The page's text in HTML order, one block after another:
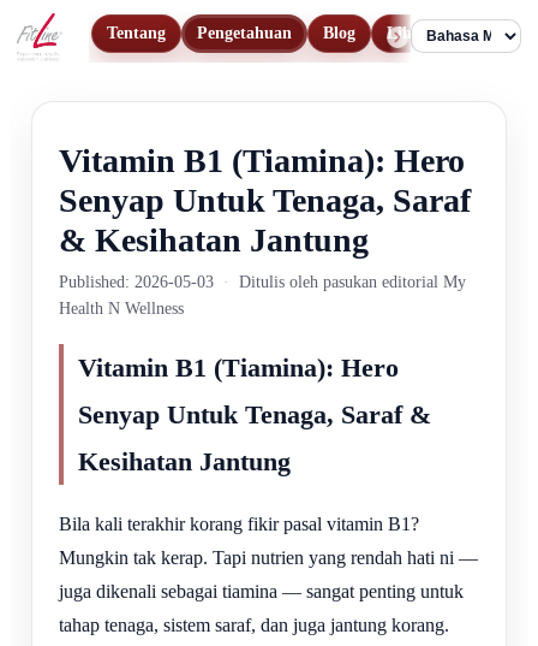
Tentang Pengetahuan Blog Lihat Produk
Language
Vitamin B1 (Tiamina): Hero
Senyap Untuk Tenaga, Saraf
& Kesihatan Jantung
Published: 2026-05-03 ·
Ditulis oleh pasukan editorial My
Health N Wellness
Vitamin B1 (Tiamina): Hero
Senyap Untuk Tenaga, Saraf &
Kesihatan Jantung
Bila kali terakhir korang fikir pasal vitamin B1?
Mungkin tak kerap. Tapi nutrien yang rendah hati ni —
juga dikenali sebagai tiamina — sangat penting untuk
tahap tenaga, sistem saraf, dan juga jantung korang.